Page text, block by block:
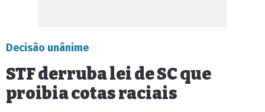
Decisão unânime
STF derruba lei de SC que
proibia cotas raciais